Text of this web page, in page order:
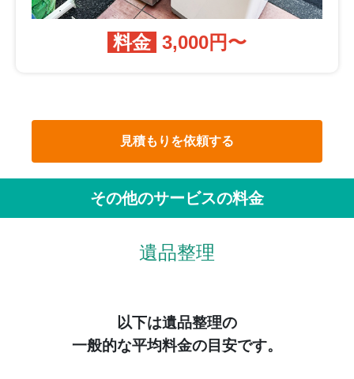
料金 3,000円〜
見積もりを依頼する
その他のサービスの料金
遺品整理
以下は遺品整理の
一般的な平均料金の目安です。